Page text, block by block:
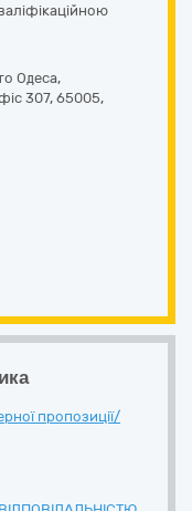
Одеса,
307, 65005,
пропозиції/